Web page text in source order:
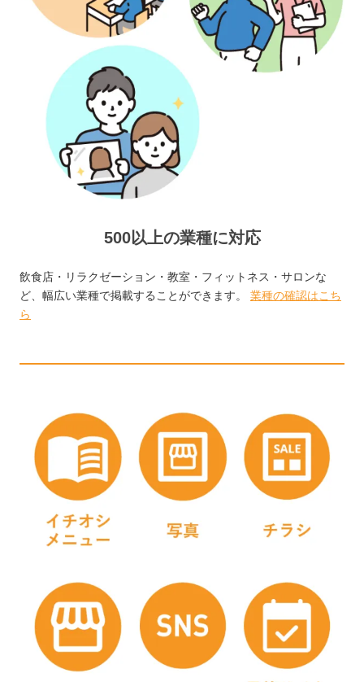
500以上の業種に対応
飲食店・リラクゼーション・教室・フィットネス・サロンな
ど、幅広い業種で掲載することができます。 業種の確認はこち
ら